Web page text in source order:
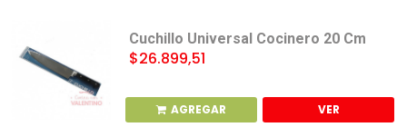
Cuchillo Universal Cocinero 20 Cm
$26.899,51
AGREGAR VER